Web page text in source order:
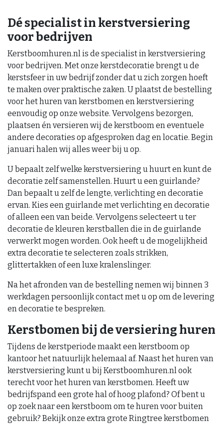
Dé specialist in kerstversiering
voor bedrijven
Kerstboomhuren.nl is de specialist in kerstversiering
voor bedrijven. Met onze kerstdecoratie brengt u de
kerstsfeer in uw bedrijf zonder dat u zich zorgen hoeft
te maken over praktische zaken. U plaatst de bestelling
voor het huren van kerstbomen en kerstversiering
eenvoudig op onze website. Vervolgens bezorgen,
plaatsen én versieren wij de kerstboom en eventuele
andere decoraties op afgesproken dag en locatie. Begin
januari halen wij alles weer bij u op.
U bepaalt zelf welke kerstversiering u huurt en kunt de
decoratie zelf samenstellen. Huurt u een guirlande?
Dan bepaalt u zelf de lengte, verlichting en decoratie
ervan. Kies een guirlande met verlichting en decoratie
of alleen een van beide. Vervolgens selecteert u ter
decoratie de kleuren kerstballen die in de guirlande
verwerkt mogen worden. Ook heeft u de mogelijkheid
extra decoratie te selecteren zoals strikken,
glittertakken of een luxe kralenslinger.
Na het afronden van de bestelling nemen wij binnen 3
werkdagen persoonlijk contact met u op om de levering
en decoratie te bespreken.
Kerstbomen bij de versiering huren
Tijdens de kerstperiode maakt een kerstboom op
kantoor het natuurlijk helemaal af. Naast het huren van
kerstversiering kunt u bij Kerstboomhuren.nl ook
terecht voor het huren van kerstbomen. Heeft uw
bedrijfspand een grote hal of hoog plafond? Of bent u
op zoek naar een kerstboom om te huren voor buiten
gebruik? Bekijk onze extra grote Ringtree kerstbomen